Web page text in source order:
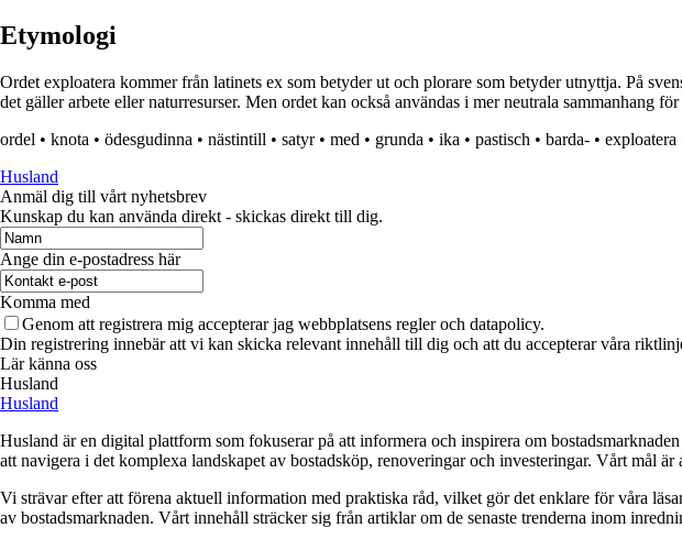
Etymologi
Ordet exploatera kommer från latinets ex som betyder ut och plorare som betyder utnyttja. På
det gäller arbete eller naturresurser. Men ordet kan också användas i mer neutrala sammanhang
ordel • knota • ödesgudinna • nästintill • satyr• med • grunda • ika • pastisch • barda- • exploatera
Husland
Anmäl dig till vårt nyhetsbrev
Kunskap du kan använda direkt - skickas direkt till dig.
Ange din e-postadress här
Komma med
Genom att registrera mig accepterar jag webbplatsens regler och datapolicy.
Din registrering innebär att vi kan skicka relevant innehåll till dig och att du accepterar våra
Lär känna oss
Husland
Husland
Husland är en digital plattform som fokuserar på att informera och inspirera om
att navigera i det komplexa landskapet av bostadsköp, renoveringar och investeringar. Vårt mål
Vi strävar efter att förena aktuell information med praktiska råd, vilket gör det enklare för våra
av bostadsmarknaden. Vårt innehåll sträcker sig från artiklar om de senaste trenderna inom